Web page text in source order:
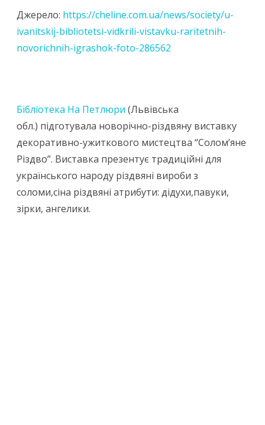
Джерело: https://cheline.com.ua/news/society/u-
ivanitskij-bibliotetsi-vidkrili-vistavku-raritetnih-
novorichnih-igrashok-foto-286562
Бібліотека На Петлюри (Львівська
обл.) підготувала новорічно-різдвяну виставку
декоративно-ужиткового мистецтва “Солом’яне
Різдво”. Виставка презентує традиційні для
українського народу різдвяні вироби з
соломи,сіна різдвяні атрибути: дідухи,павуки,
зірки, ангелики.